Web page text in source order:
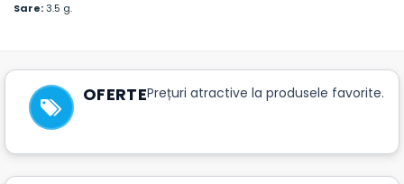
Sare:3.5 g.
OFERTEPrețuri atractive la produsele favorite.